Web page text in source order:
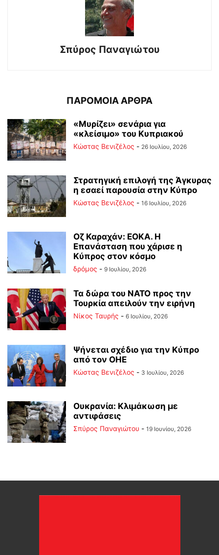
Σπύρος Παναγιώτου
ΠΑΡΟΜΟΙΑ ΑΡΘΡΑ
«Μυρίζει» σενάρια για
«κλείσιμο» του Κυπριακού
Κώστας Βενιζέλος - 26 Ιουλίου, 2026
Στρατηγική επιλογή της Άγκυρας
η εσαεί παρουσία στην Κύπρο
Κώστας Βενιζέλος - 16 Ιουλίου, 2026
Οζ Καραχάν: ΕΟΚΑ. Η
Επανάσταση που χάρισε η
Κύπρος στον κόσμο
δρόμος - 9 Ιουλίου, 2026
Τα δώρα του ΝΑΤΟ προς την
Τουρκία απειλούν την ειρήνη
Νίκος Ταυρής - 6 Ιουλίου, 2026
Ψήνεται σχέδιο για την Κύπρο
από τον ΟΗΕ
Κώστας Βενιζέλος - 3 Ιουλίου, 2026
Ουκρανία: Κλιμάκωση με
αντιφάσεις
Σπύρος Παναγιώτου - 19 Ιουνίου, 2026